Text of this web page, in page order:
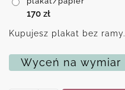
170 zł
Kupujesz plakat bez ramy.
Wyceń na wymiar